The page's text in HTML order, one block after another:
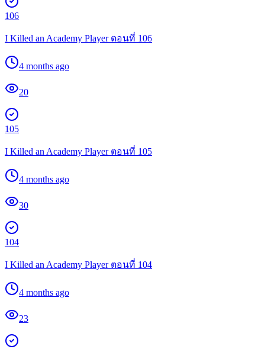
106
I Killed an Academy Player ตอนที่ 106
4 months ago
20
105
I Killed an Academy Player ตอนที่ 105
4 months ago
30
104
I Killed an Academy Player ตอนที่ 104
4 months ago
23